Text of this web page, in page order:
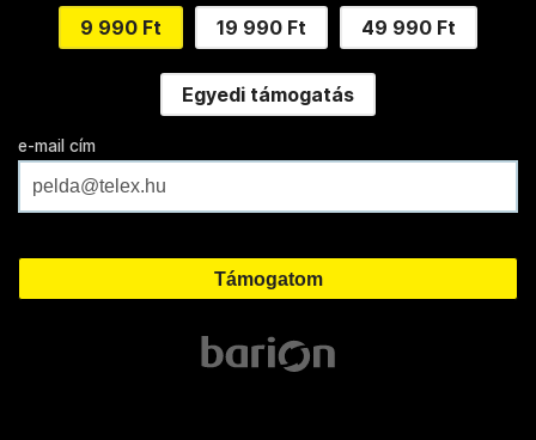
9 990 Ft 19 990 Ft 49 990 Ft
Egyedi támogatás
e-mail cím